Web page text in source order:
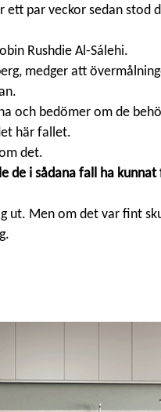
par veckor sedan stod
Rushdie Al-Sálehi.
medger att
och bedömer om de
här fallet.
det.
de i sådana fall ha
ut. Men om det var fint